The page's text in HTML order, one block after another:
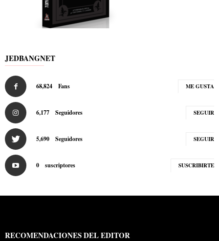
JEDBANGNET
68,824 Fans ME GUSTA
6,177 Seguidores SEGUIR
5,690 Seguidores SEGUIR
0 suscriptores SUSCRIBIRTE
RECOMENDACIONES DEL EDITOR